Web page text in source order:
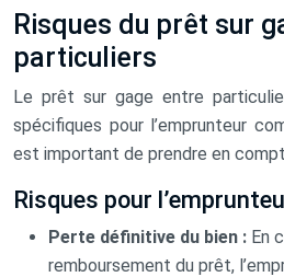
Risques du prêt sur
particuliers
Le prêt sur gage entre
spécifiques pour l’emprunteur
est important de prendre en
Risques pour
Perte définitive du bien : En
remboursement du prêt,